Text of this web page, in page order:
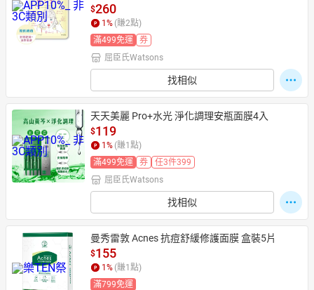
$260
1 % (賺2點)
滿499免運
券
屈臣氏Watsons
找相似
天天美麗 Pro+水光 淨化調理安瓶面膜4入
$119
1 % (賺1 點)
滿499免運
券
任3件399
屈臣氏Watsons
找相似
曼秀雷敦 Acnes 抗痘舒緩修護面膜 盒裝5片
$155
1 % (賺1 點)
滿799免運